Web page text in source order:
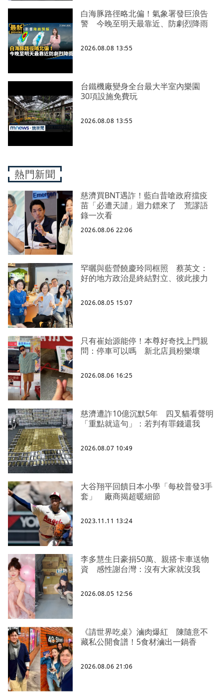
白海豚路徑略北偏！氣象署發巨浪告
警 今晚至明天最靠近、防劇烈降雨
2026.08.08 13:55
台鐵機廠變身全台最大半室內樂園
30項設施免費玩
2026.08.08 13:55
熱門新聞
慈濟買BNT遇詐！藍白昔嗆政府擋疫
苗「必遭天譴」迴力鏢來了 荒謬語
錄一次看
2026.08.06 22:06
罕曬與藍營饒慶玲同框照 蔡英文：
好的地方政治是終結對立、彼此接力
2026.08.05 15:07
只有崔始源能停！本尊好奇找上門親
問：停車可以嗎 新北店員粉樂壞
2026.08.06 16:25
慈濟遭詐10億沉默5年 四叉貓看聲明
「重點就這句」：若判有罪錢還我
2026.08.07 10:49
大谷翔平回饋日本小學「每校普發3手
套」 廠商揭超暖細節
2023.11.11 13:24
李多慧生日豪捐50萬、親搭卡車送物
資 感性謝台灣：沒有大家就沒我
2026.08.05 12:56
《請世界吃桌》滷肉爆紅 陳隨意不
藏私公開食譜！5食材滷出一鍋香
2026.08.06 21:06